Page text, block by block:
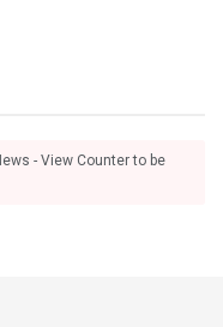
- View Counter to be